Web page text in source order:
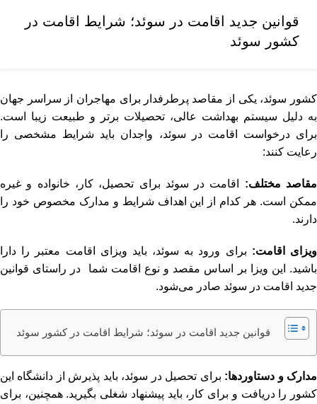
قوانین جدید اقامت در سوئد؛ شرایط اقامت در
کشور سوئد
کشور سوئد، یکی از مقاصد پرطرفدار برای مهاجران از سراسر جهان
به دلیل سیستم بهداشت عالی، تحصیلات برتر و طبیعت زیبا است.
برای درخواست اقامت در سوئد، واجدان باید شرایط مشخصی را
رعایت کنند:
مقاصد مختلف: اقامت در سوئد برای تحصیل، کار، خانواده و غیره
ممکن است. هر کدام از این اهداف شرایط و مدارک مخصوص خود را
دارند.
ویزای اقامت: برای ورود به سوئد، باید ویزای اقامت معتبر را دارا
باشید. این ویزا بر اساس مقصد و نوع اقامت شما در راستای قوانین
جدید اقامت در سوئد صادر می‌شود.
قوانین جدید اقامت در سوئد؛ شرایط اقامت در کشور سوئد
مدارک و دستاوردها: برای تحصیل در سوئد، باید پذیرش از دانشگاه این
کشور را دریافت و برای کار، باید پیشنهاد شغلی بگیرید. همچنین، برای